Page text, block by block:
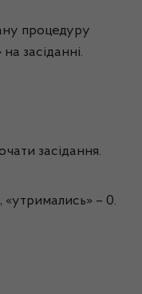
процедуру
засіданні.
засідання.
«утримались» – 0.